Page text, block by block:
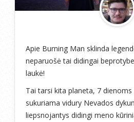
Apie Burning Man sklinda
neparuošė tai didingai
laukė!
Tai tarsi kita planeta, 7
sukuriama vidury Nevados
liepsnojantys didingi meno